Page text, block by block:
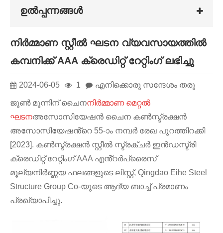
ഉൽപ്പന്നങ്ങൾ
നിർമ്മാണ സ്റ്റീൽ ഘടന വ്യവസായത്തിൽ
കമ്പനിക്ക് AAA ക്രെഡിറ്റ് റേറ്റിംഗ് ലഭിച്ചു
2024-06-05 1 എനിക്കൊരു സന്ദേശം തരൂ
ജൂൺ മൂന്നിന് ചൈനനിർമ്മാണ മെറ്റൽ
ഘടനഅസോസിയേഷൻ ചൈന കൺസ്ട്രക്ഷൻ
അസോസിയേഷൻ്റെ 55-ാം നമ്പർ രേഖ പുറത്തിറക്കി
[2023]. കൺസ്ട്രക്ഷൻ സ്റ്റീൽ സ്ട്രക്ചർ ഇൻഡസ്ട്രി
ക്രെഡിറ്റ് റേറ്റിംഗ് AAA എൻ്റർപ്രൈസ്
മൂല്യനിർണ്ണയ ഫലങ്ങളുടെ ലിസ്റ്റ്, Qingdao Eihe Steel
Structure Group Co-യുടെ ആദ്യ ബാച്ച് പ്രമാണം
പ്രഖ്യാപിച്ചു.